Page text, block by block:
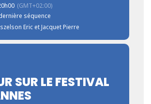
(GMT+02:00)
séquence
Eric et Jacquet Pierre
SUR LE FESTIVAL